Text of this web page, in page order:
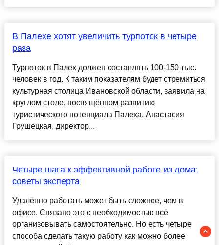
В Палехе хотят увеличить турпоток в четыре
раза
Турпоток в Палех должен составлять 100-150 тыс.
человек в год. К таким показателям будет стремиться
культурная столица Ивановской области, заявила на
круглом столе, посвящённом развитию
туристического потенциала Палеха, Анастасия
Грушецкая, директор...
Четыре шага к эффективной работе из дома:
советы эксперта
Удалённо работать может быть сложнее, чем в
офисе. Связано это с необходимостью всё
организовывать самостоятельно. Но есть четыре
способа сделать такую работу как можно более